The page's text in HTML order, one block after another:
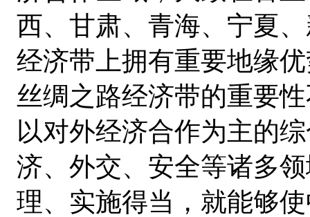
西、甘肃、青海、宁夏
经济带上拥有重要地缘
丝绸之路经济带的重要
以对外经济合作为主的
济、外交、安全等诸多
理、实施得当，就能够